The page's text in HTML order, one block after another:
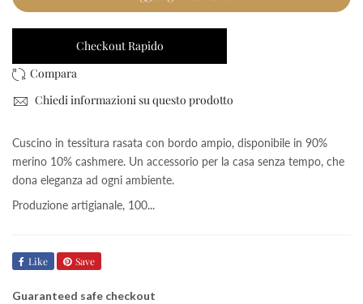
Checkout Rapido
Chiedi informazioni su questo prodotto
Cuscino in tessitura rasata con bordo ampio, disponibile in 90%
merino 10% cashmere. Un accessorio per la casa senza tempo, che
dona eleganza ad ogni ambiente.
Produzione artigianale, 100...
Like Save
Guaranteed safe checkout